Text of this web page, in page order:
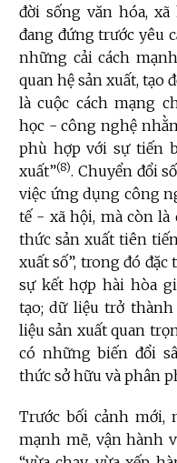
đời sống văn hóa,
đang đứng trước yêu
những cải cách
quan hệ sản xuất, tạo
là cuộc cách mạng
học - công nghệ
phù hợp với sự tiến
xuất”(8). Chuyển đổi
việc ứng dụng công
tế - xã hội, mà còn
thức sản xuất tiên
xuất số”, trong đó
sự kết hợp hài hòa
tạo; dữ liệu trở
liệu sản xuất quan
có những biến đổi
thức sở hữu và phân
Trước bối cảnh mới,
mạnh mẽ, vận hành